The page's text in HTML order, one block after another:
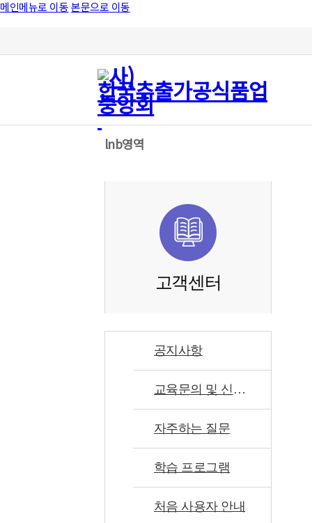
메인메뉴로 이동본문으로 이동
lnb영역
고객센터
공지사항
교육문의 및 신고센터
자주하는 질문
학습 프로그램
처음 사용자 안내